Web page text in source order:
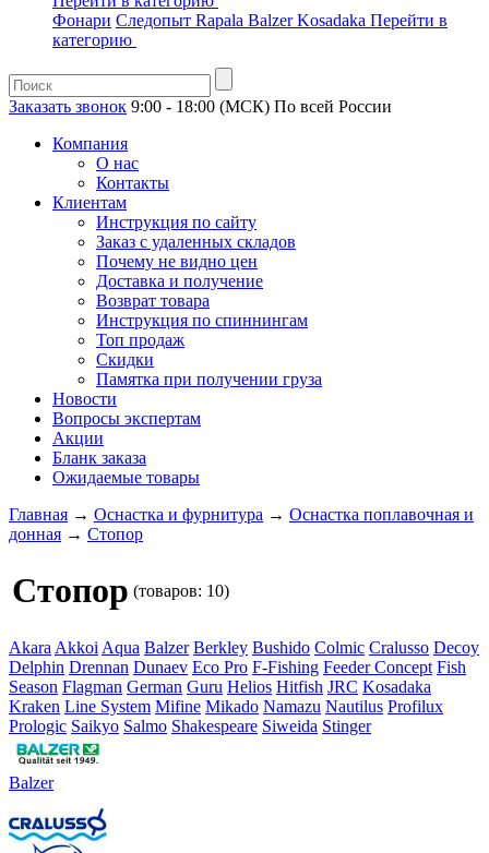
Фонари Следопыт Rapala BalzerKosadaka Перейти в
категорию
Заказать звонок 9:00 - 18:00 (МСК) По всей России
Компания
О нас
Контакты
Клиентам
Инструкция по сайту
Заказ с удаленных складов
Почему не видно цен
Доставка и получение
Возврат товара
Инструкция по спиннингам
Топ продаж
Скидки
Памятка при получении груза
Новости
Вопросы экспертам
Акции
Бланк заказа
Ожидаемые товары
Главная → Оснастка и фурнитура → Оснастка поплавочная и
донная → Стопор
Стопор (товаров: 10)
Akara Akkoi Aqua Balzer Berkley Bushido Colmic Cralusso Decoy
Delphin Drennan Dunaev Eco Pro F-Fishing Feeder Concept Fish
Season Flagman German Guru Helios Hitfish JRC Kosadaka
Kraken Line System Mifine Mikado Namazu Nautilus Profilux
Prologic Saikyo Salmo Shakespeare Siweida Stinger
Balzer